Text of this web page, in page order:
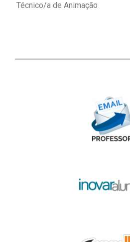
Técnico/a de Animação